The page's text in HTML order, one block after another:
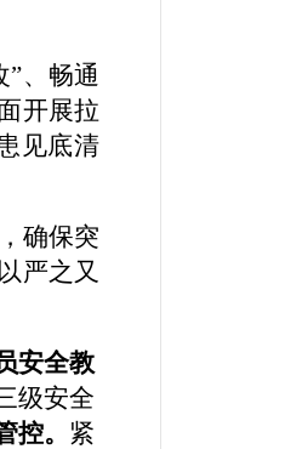
”、 畅通
开展拉
见底清
确保突
严之又
安全教
级安全
控。
紧